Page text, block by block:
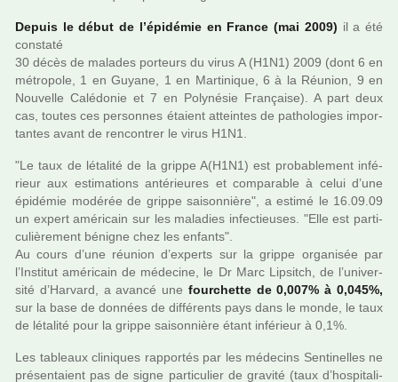
Depuis le début de l’épidémie en France (mai 2009) il a été
cons­taté
30 décès de mala­des por­teurs du virus A (H1N1) 2009 (dont 6 en
métro­pole, 1 en Guyane, 1 en Martinique, 6 à la Réunion, 9 en
Nouvelle Calédonie et 7 en Polynésie Française). A part deux
cas, toutes ces per­son­nes étaient attein­tes de patho­lo­gies impor­
tan­tes avant de ren­contrer le virus H1N1.
"Le taux de léta­lité de la grippe A(H1N1) est pro­ba­ble­ment infé­
rieur aux esti­ma­tions anté­rieu­res et com­pa­ra­ble à celui d’une
épidémie modé­rée de grippe sai­son­nière", a estimé le 16.09.09
un expert amé­ri­cain sur les mala­dies infec­tieu­ses. "Elle est par­ti­
cu­liè­re­ment béni­gne chez les enfants".
Au cours d’une réu­nion d’experts sur la grippe orga­ni­sée par
l’Institut amé­ri­cain de méde­cine, le Dr Marc Lipsitch, de l’uni­ver­
sité d’Harvard, a avancé une four­chette de 0,007% à 0,045%,
sur la base de don­nées de dif­fé­rents pays dans le monde, le taux
de léta­lité pour la grippe sai­son­nière étant infé­rieur à 0,1%.
Les tableaux cli­ni­ques rap­por­tés par les méde­cins Sentinelles ne
pré­sen­taient pas de signe par­ti­cu­lier de gra­vité (taux d’hos­pi­ta­li­